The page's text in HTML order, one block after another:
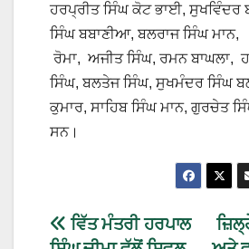
ਹਰਪ੍ਰੀਤ ਸਿੰਘ ਕੋਟ ਭਾਈ, ਸੁਖਵਿੰਦਰ
ਸਿੰਘ ਬਬਾਣੀਆ, ਬਲਰਾਜ ਸਿੰਘ
ਰੋਮਾ, ਅਜੀਤ ਸਿੰਘ, ਰਮਨ ਬਾਘਲਾ,
ਸਿੰਘ, ਬਲਤੇਜ ਸਿੰਘ, ਸੁਖਮੰਦਰ ਸਿੰਘ
ਕੁਮਾਰ, ਸਾਹਿਬ ਸਿੰਘ ਮਾਨ, ਗੁਰਚੇਤ
ਸਨ।
ਵਿੱਤ ਮੰਤਰੀ ਹਰਪਾਲ